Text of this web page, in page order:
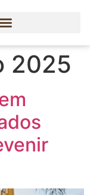
2025